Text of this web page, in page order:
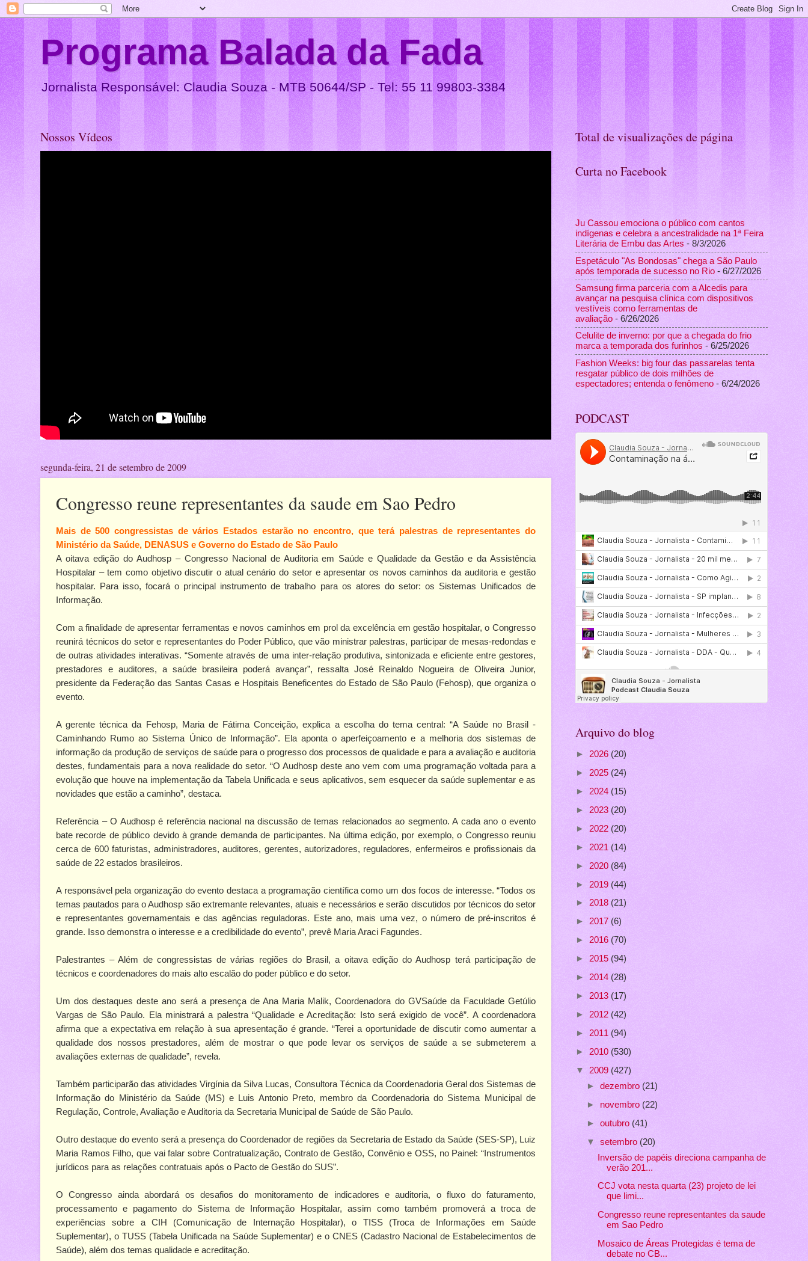
Programa Balada da Fada
Jornalista Responsável: Claudia Souza - MTB 50644/SP - Tel: 55 11 99803-3384
Nossos Vídeos
segunda-feira, 21 de setembro de 2009
Congresso reune representantes da saude em Sao Pedro
Mais de 500 congressistas de vários Estados estarão no encontro, que terá palestras de representantes do
Ministério da Saúde, DENASUS e Governo do Estado de São Paulo
A oitava edição do Audhosp – Congresso Nacional de Auditoria em Saúde e Qualidade da Gestão e da Assistência
Hospitalar – tem como objetivo discutir o atual cenário do setor e apresentar os novos caminhos da auditoria e gestão
hospitalar. Para isso, focará o principal instrumento de trabalho para os atores do setor: os Sistemas Unificados de
Informação.
Com a finalidade de apresentar ferramentas e novos caminhos em prol da excelência em gestão hospitalar, o Congresso
reunirá técnicos do setor e representantes do Poder Público, que vão ministrar palestras, participar de mesas-redondas e
de outras atividades interativas. “Somente através de uma inter-relação produtiva, sintonizada e eficiente entre gestores,
prestadores e auditores, a saúde brasileira poderá avançar”, ressalta José Reinaldo Nogueira de Oliveira Junior,
presidente da Federação das Santas Casas e Hospitais Beneficentes do Estado de São Paulo (Fehosp), que organiza o
evento.
A gerente técnica da Fehosp, Maria de Fátima Conceição, explica a escolha do tema central: “A Saúde no Brasil -
Caminhando Rumo ao Sistema Único de Informação”. Ela aponta o aperfeiçoamento e a melhoria dos sistemas de
informação da produção de serviços de saúde para o progresso dos processos de qualidade e para a avaliação e auditoria
destes, fundamentais para a nova realidade do setor. “O Audhosp deste ano vem com uma programação voltada para a
evolução que houve na implementação da Tabela Unificada e seus aplicativos, sem esquecer da saúde suplementar e as
novidades que estão a caminho”, destaca.
Referência – O Audhosp é referência nacional na discussão de temas relacionados ao segmento. A cada ano o evento
bate recorde de público devido à grande demanda de participantes. Na última edição, por exemplo, o Congresso reuniu
cerca de 600 faturistas, administradores, auditores, gerentes, autorizadores, reguladores, enfermeiros e profissionais da
saúde de 22 estados brasileiros.
A responsável pela organização do evento destaca a programação científica como um dos focos de interesse. “Todos os
temas pautados para o Audhosp são extremante relevantes, atuais e necessários e serão discutidos por técnicos do setor
e representantes governamentais e das agências reguladoras. Este ano, mais uma vez, o número de pré-inscritos é
grande. Isso demonstra o interesse e a credibilidade do evento”, prevê Maria Araci Fagundes.
Palestrantes – Além de congressistas de várias regiões do Brasil, a oitava edição do Audhosp terá participação de
técnicos e coordenadores do mais alto escalão do poder público e do setor.
Um dos destaques deste ano será a presença de Ana Maria Malik, Coordenadora do GVSaúde da Faculdade Getúlio
Vargas de São Paulo. Ela ministrará a palestra “Qualidade e Acreditação: Isto será exigido de você”. A coordenadora
afirma que a expectativa em relação à sua apresentação é grande. “Terei a oportunidade de discutir como aumentar a
qualidade dos nossos prestadores, além de mostrar o que pode levar os serviços de saúde a se submeterem a
avaliações externas de qualidade”, revela.
Também participarão das atividades Virgínia da Silva Lucas, Consultora Técnica da Coordenadoria Geral dos Sistemas de
Informação do Ministério da Saúde (MS) e Luis Antonio Preto, membro da Coordenadoria do Sistema Municipal de
Regulação, Controle, Avaliação e Auditoria da Secretaria Municipal de Saúde de São Paulo.
Outro destaque do evento será a presença do Coordenador de regiões da Secretaria de Estado da Saúde (SES-SP), Luiz
Maria Ramos Filho, que vai falar sobre Contratualização, Contrato de Gestão, Convênio e OSS, no Painel: “Instrumentos
jurídicos para as relações contratuais após o Pacto de Gestão do SUS”.
O Congresso ainda abordará os desafios do monitoramento de indicadores e auditoria, o fluxo do faturamento,
processamento e pagamento do Sistema de Informação Hospitalar, assim como também promoverá a troca de
experiências sobre a CIH (Comunicação de Internação Hospitalar), o TISS (Troca de Informações em Saúde
Suplementar), o TUSS (Tabela Unificada na Saúde Suplementar) e o CNES (Cadastro Nacional de Estabelecimentos de
Saúde), além dos temas qualidade e acreditação.
Total de visualizações de página
Curta no Facebook
Ju Cassou emociona o público com cantos
indígenas e celebra a ancestralidade na 1ª Feira
Literária de Embu das Artes - 8/3/2026
Espetáculo "As Bondosas" chega a São Paulo
após temporada de sucesso no Rio - 6/27/2026
Samsung firma parceria com a Alcedis para
avançar na pesquisa clínica com dispositivos
vestíveis como ferramentas de
avaliação - 6/26/2026
Celulite de inverno: por que a chegada do frio
marca a temporada dos furinhos - 6/25/2026
Fashion Weeks: big four das passarelas tenta
resgatar público de dois milhões de
espectadores; entenda o fenômeno - 6/24/2026
PODCAST
Arquivo do blog
► 2026 (20)
► 2025 (24)
► 2024 (15)
► 2023 (20)
► 2022 (20)
► 2021 (14)
► 2020 (84)
► 2019 (44)
► 2018 (21)
► 2017 (6)
► 2016 (70)
► 2015 (94)
► 2014 (28)
► 2013 (17)
► 2012 (42)
► 2011 (94)
► 2010 (530)
▼ 2009 (427)
► dezembro (21)
► novembro (22)
► outubro (41)
▼ setembro (20)
Inversão de papéis direciona campanha de
verão 201...
CCJ vota nesta quarta (23) projeto de lei
que limi...
Congresso reune representantes da saude
em Sao Pedro
Mosaico de Áreas Protegidas é tema de
debate no CB...